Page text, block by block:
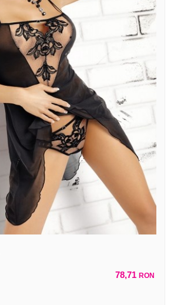
78,71 RON